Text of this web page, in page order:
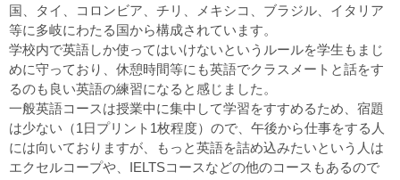
国、タイ、コロンビア、チリ、メキシコ、ブラジル、イタリア
等に多岐にわたる国から構成されています。
学校内で英語しか使ってはいけないというルールを学生もまじ
めに守っており、休憩時間等にも英語でクラスメートと話をす
るのも良い英語の練習になると感じました。
一般英語コースは授業中に集中して学習をすすめるため、宿題
は少ない（1日プリント1枚程度）ので、午後から仕事をする人
には向いておりますが、もっと英語を詰め込みたいという人は
エクセルコープや、IELTSコースなどの他のコースもあるので